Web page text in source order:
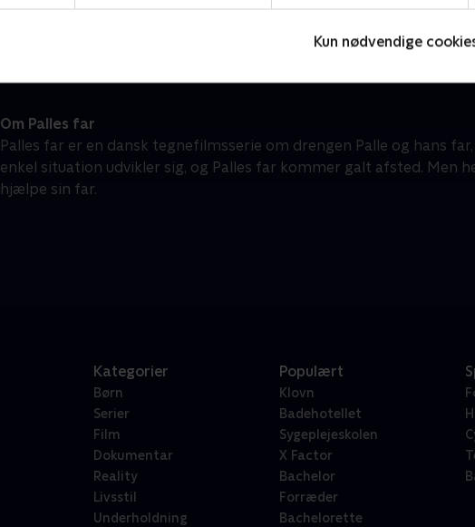
Kun nødvendige
Om Palles far
Palles far er en dansk tegnefilmsserie om drengen Palle og hans
enkel situation udvikler sig, og Palles far kommer galt afsted. Men
hjælpe sin far.
Kategorier
Børn
Serier
Film
Dokumentar
Reality
Livsstil
Underholdning
Populært
Klovn
Badehotellet
Sygeplejeskolen
X Factor
Bachelor
Forræder
Bachelorette